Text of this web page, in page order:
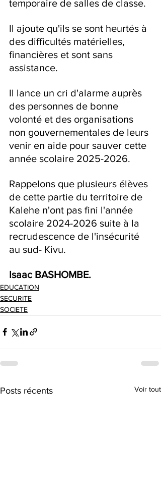
temporaire de salles de classe.
Il ajoute qu'ils se sont heurtés à
des difficultés matérielles,
financières et sont sans
assistance.
Il lance un cri d'alarme auprès
des personnes de bonne
volonté et des organisations
non gouvernementales de leurs
venir en aide pour sauver cette
année scolaire 2025-2026.
Rappelons que plusieurs élèves
de cette partie du territoire de
Kalehe n'ont pas fini l'année
scolaire 2024-2026 suite à la
recrudescence de l'insécurité
au sud- Kivu.
Isaac BASHOMBE.
EDUCATION
SECURITE
SOCIETE
Posts récents Voir tout